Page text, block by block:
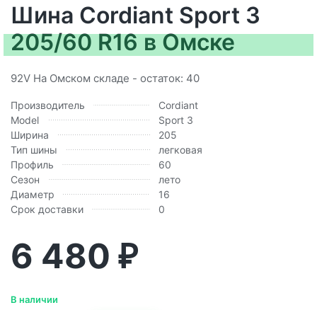
Шина Cordiant Sport 3
205/60 R16 в Омске
92V На Омском складе - остаток: 40
Производитель
Cordiant
Model
Sport 3
Ширина
205
Тип шины
легковая
Профиль
60
Сезон
лето
Диаметр
16
Срок доставки
0
6 480 ₽
В наличии